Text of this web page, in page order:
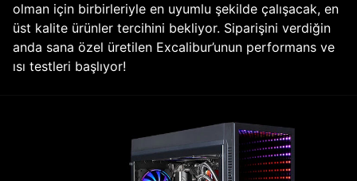
olman için birbirleriyle en uyumlu şekilde çalışacak, en
üst kalite ürünler tercihini bekliyor. Siparişini verdiğin
anda sana özel üretilen Excalibur’unun performans ve
ısı testleri başlıyor!